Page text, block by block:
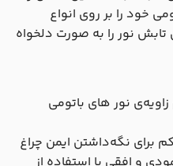
خود را بر روی انواع
تابش نور را به صورت دلخواه
نور های باتومی
برای نگه‌داشتن ایمن چراغ